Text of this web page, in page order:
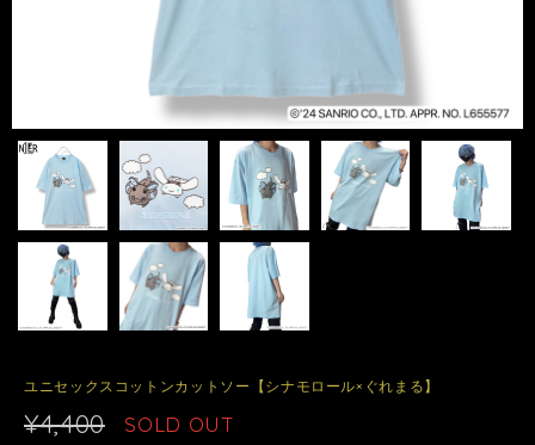
ユニセックスコットンカットソー【シナモロール×ぐれまる】
¥4,400 SOLD OUT